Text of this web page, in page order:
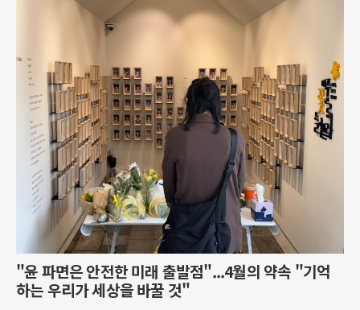
"윤 파면은 안전한 미래 출발점"...4월의 약속 "기억
하는 우리가 세상을 바꿀 것"